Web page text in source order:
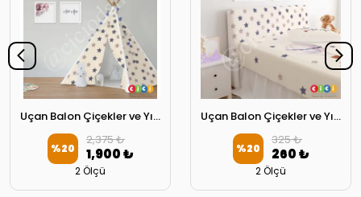
Uçan Balon Çiçekler ve Yıldızlar Oyun Çadırı
%20
2,375 ₺
1,900 ₺
2 Ölçü
Uçan Balon Çiçekler ve Yıldızlar Başlık Kılıfı
%20
325 ₺
260 ₺
2 Ölçü